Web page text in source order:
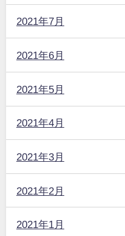
2021年7月
2021年6月
2021年5月
2021年4月
2021年3月
2021年2月
2021年1月